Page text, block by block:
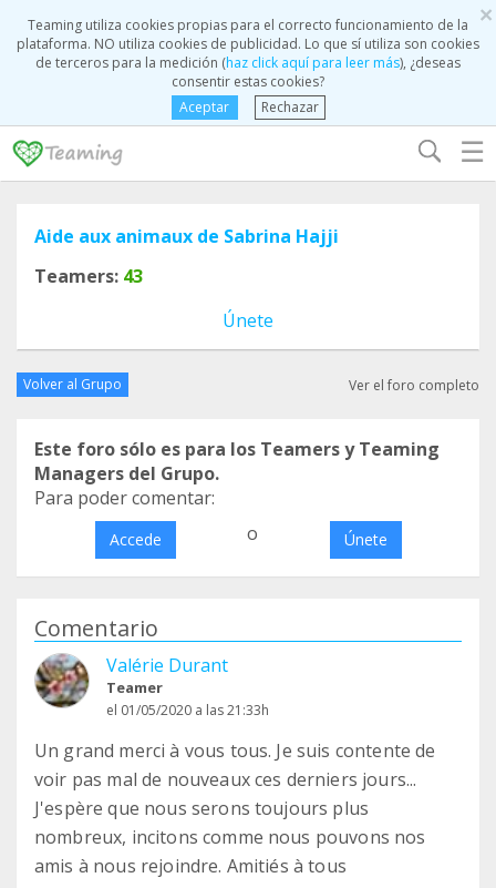
×
Teaming utiliza cookies propias para el correcto funcionamiento de la
plataforma. NO utiliza cookies de publicidad. Lo que sí utiliza son cookies
de terceros para la medición (haz click aquí para leer más), ¿deseas
consentir estas cookies?
Aceptar
Rechazar
☰
Aide aux animaux de Sabrina Hajji
Teamers: 43
Únete
Volver al Grupo Ver el foro completo
Este foro sólo es para los Teamers y Teaming
Managers del Grupo.
Para poder comentar:
Accede o Únete
Comentario
Valérie Durant
Teamer
el 01/05/2020 a las 21:33h
Un grand merci à vous tous. Je suis contente de
voir pas mal de nouveaux ces derniers jours...
J'espère que nous serons toujours plus
nombreux, incitons comme nous pouvons nos
amis à nous rejoindre. Amitiés à tous